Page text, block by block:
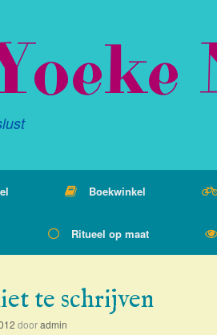
Boekwinkel
Ritueel op maat
te schrijven
dooradmin